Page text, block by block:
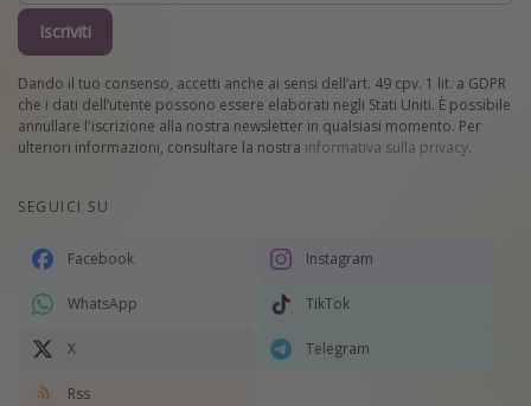
Iscriviti
Dando il tuo consenso, accetti anche ai sensi dell’art. 49 cpv. 1 lit. a GDPR
che i dati dell’utente possono essere elaborati negli Stati Uniti. È possibile
annullare l'iscrizione alla nostra newsletter in qualsiasi momento. Per
ulteriori informazioni, consultare la nostra informativa sulla privacy.
SEGUICI SU
Facebook Instagram
WhatsApp TikTok
X Telegram
Rss